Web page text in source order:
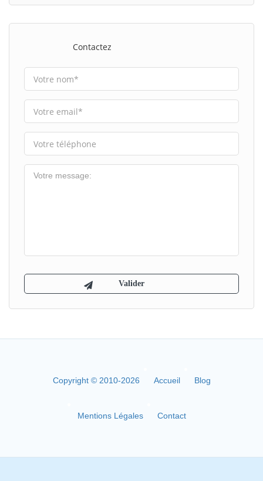
Contactez
Copyright © 2010-2026 Accueil Blog
Mentions Légales Contact